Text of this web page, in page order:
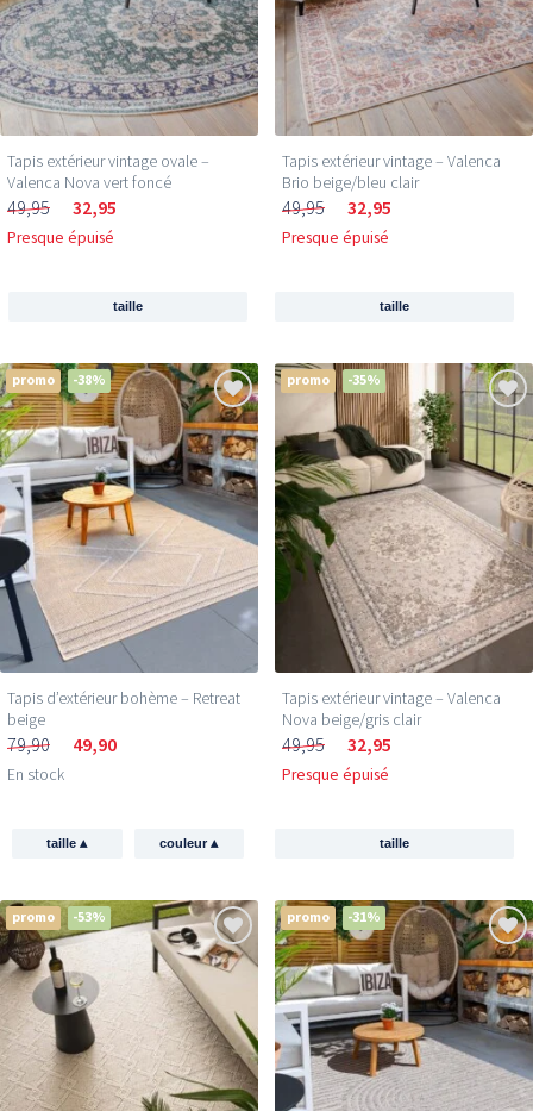
Tapis extérieur vintage ovale –
Valenca Nova vert foncé
49,95 32,95
Presque épuisé
taille
Tapis extérieur vintage – Valenca
Brio beige/bleu clair
49,95 32,95
Presque épuisé
taille
promo -38%
Tapis d’extérieur bohème – Retreat
beige
79,90 49,90
En stock
taille▴ couleur▴
promo -35%
Tapis extérieur vintage – Valenca
Nova beige/gris clair
49,95 32,95
Presque épuisé
taille
promo -53% promo -31%